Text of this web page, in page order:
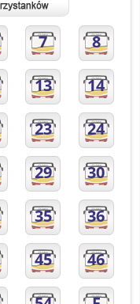
7 8
13 14
23 24
29 30
35 36
45 46